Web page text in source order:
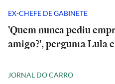
EX-CHEFE DE GABINETE
'Quem nunca pediu
amigo?', pergunta Lula
JORNAL DO CARRO